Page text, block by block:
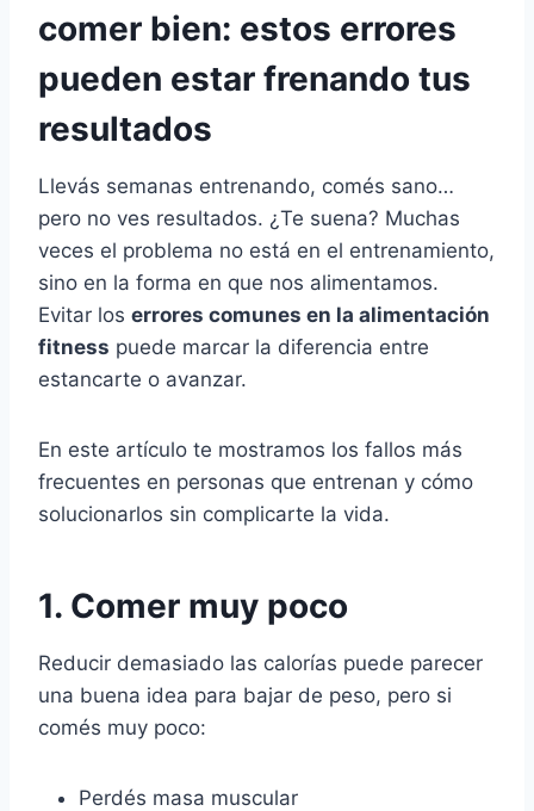
comer bien: estos errores
pueden estar frenando tus
resultados
Llevás semanas entrenando, comés sano…
pero no ves resultados. ¿Te suena? Muchas
veces el problema no está en el entrenamiento,
sino en la forma en que nos alimentamos.
Evitar los errores comunes en la alimentación
fitness puede marcar la diferencia entre
estancarte o avanzar.
En este artículo te mostramos los fallos más
frecuentes en personas que entrenan y cómo
solucionarlos sin complicarte la vida.
1. Comer muy poco
Reducir demasiado las calorías puede parecer
una buena idea para bajar de peso, pero si
comés muy poco:
Perdés masa muscular